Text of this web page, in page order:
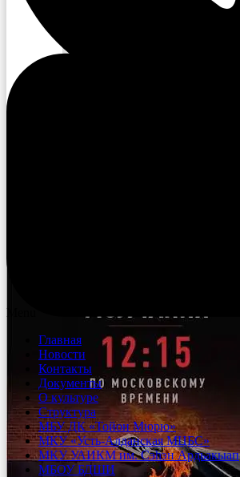
Menu
Главная
Новости
Контакты
Документы
О культуре
Структура
МБУ ДК «Тойон Мюрю»
МКУ «Усть-Алданская МЦБС»
МКУ УАИКМ им. Сэһэн Ардьакыап
МБОУ БДШИ